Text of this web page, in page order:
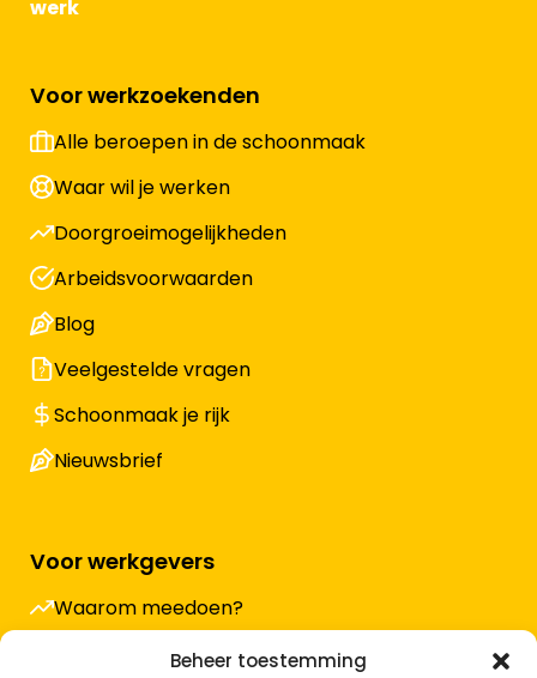
Beheer toestemming
werk
Voor werkzoekenden
Alle beroepen in de schoonmaak
Waar wil je werken
Doorgroeimogelijkheden
Arbeidsvoorwaarden
Blog
Veelgestelde vragen
Schoonmaak je rijk
Nieuwsbrief
Voor werkgevers
Waarom meedoen?
Hoe werkt het en wat kost het?